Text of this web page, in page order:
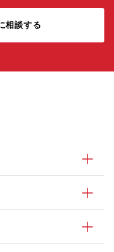
相談する